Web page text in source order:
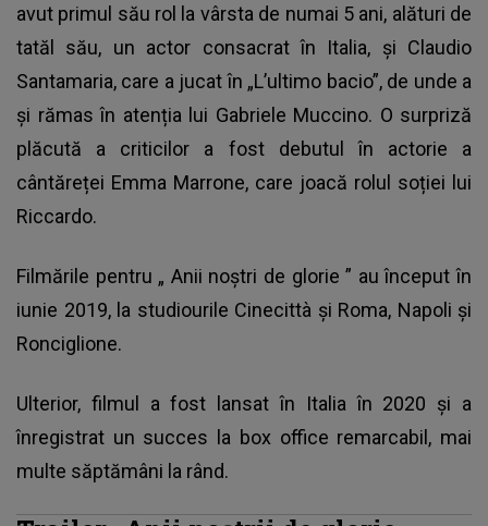
avut primul său rol la vârsta de numai 5 ani, alături de
tatăl său, un actor consacrat în Italia, și Claudio
Santamaria, care a jucat în „L’ultimo bacio”, de unde a
și rămas în atenția lui Gabriele Muccino. O surpriză
plăcută a criticilor a fost debutul în actorie a
cântăreței Emma Marrone, care joacă rolul soției lui
Riccardo.
Filmările pentru „ Anii noştri de glorie ” au început în
iunie 2019, la studiourile Cinecittà şi Roma, Napoli şi
Ronciglione.
Ulterior, filmul a fost lansat în Italia în 2020 şi a
înregistrat un succes la box office remarcabil, mai
multe săptămâni la rând.